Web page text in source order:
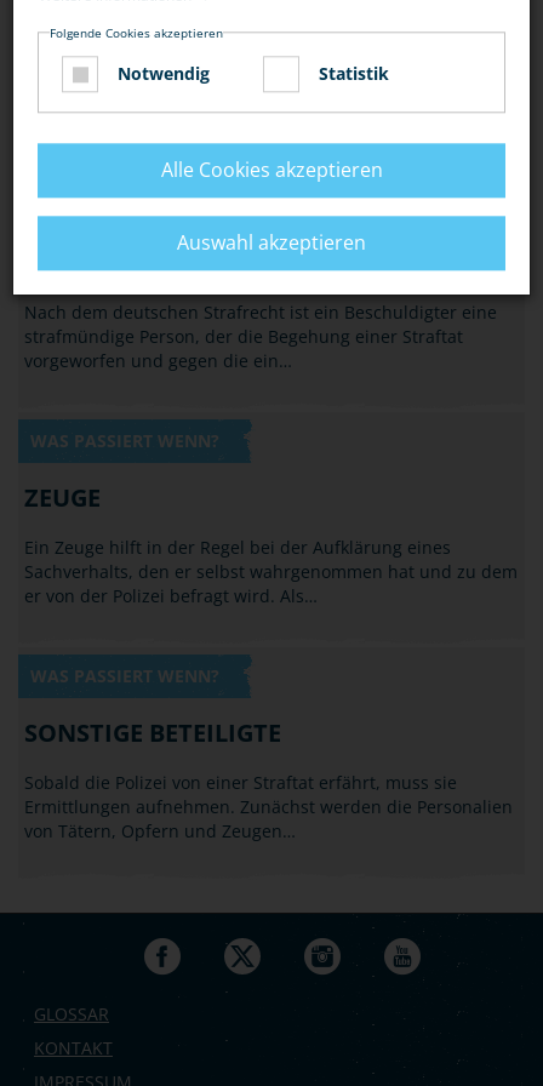
WAS PASSIERT WENN?
BESCHULDIGTER/TÄTER
Nach dem deutschen Strafrecht ist ein Beschuldigter eine
strafmündige Person, der die Begehung einer Straftat
vorgeworfen und gegen die ein…
WAS PASSIERT WENN?
ZEUGE
Ein Zeuge hilft in der Regel bei der Aufklärung eines
Sachverhalts, den er selbst wahrgenommen hat und zu dem
er von der Polizei befragt wird. Als…
WAS PASSIERT WENN?
SONSTIGE BETEILIGTE
Sobald die Polizei von einer Straftat erfährt, muss sie
Ermittlungen aufnehmen. Zunächst werden die Personalien
von Tätern, Opfern und Zeugen…
GLOSSAR
KONTAKT
Folgende Cookies akzeptieren
Notwendig Statistik
Alle Cookies akzeptieren
Auswahl akzeptieren